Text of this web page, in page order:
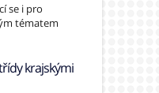
se i pro
tématem
krajskými